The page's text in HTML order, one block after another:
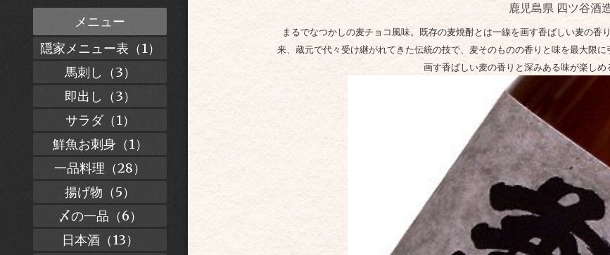
鹿児島県 四ツ谷酒
まるでなつかしの麦チョコ風味。既存の麦焼酎とは一線を画す香ばしい麦の
来、蔵元で代々受け継がれてきた伝統の技で、麦そのものの香りと味を最大限
画す香ばしい麦の香りと深みある味が楽しめ
メニュー
隠家メニュー表（1）
馬刺し（3）
即出し（3）
サラダ（1）
鮮魚お刺身（1）
一品料理（28）
揚げ物（5）
〆の一品（6）
日本酒（13）